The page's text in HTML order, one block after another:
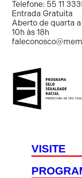
Telefone: 55 11
Entrada Gratuita
Aberto de quarta
10h às 18h
VISITE